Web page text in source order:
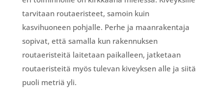
tarvitaan routaeristeet, samoin kuin
kasvihuoneen pohjalle. Perhe ja maanrakentaja
sopivat, että samalla kun rakennuksen
routaeristeitä laitetaan paikalleen, jatketaan
routaeristeitä myös tulevan kiveyksen alle ja siitä
puoli metriä yli.